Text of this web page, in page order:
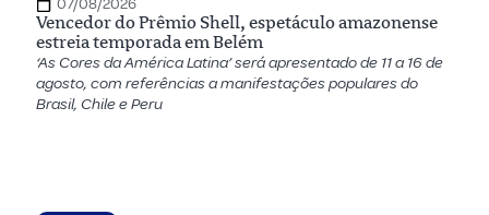
07/08/2026
Vencedor do Prêmio Shell, espetáculo amazonense
estreia temporada em Belém
‘As Cores da América Latina’ será apresentado de 11 a 16 de
agosto, com referências a manifestações populares do
Brasil, Chile e Peru